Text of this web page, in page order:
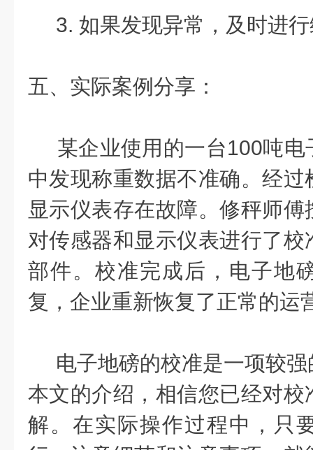
3. 如果发现异常，及时进行
五、实际案例分享：
某企业使用的一台100吨电
中发现称重数据不准确。经
显示仪表存在故障。修秤师
对传感器和显示仪表进行了
部件。校准完成后，电子地
复，企业重新恢复了正常的运
电子地磅的校准是一项较强
本文的介绍，相信您已经对
解。在实际操作过程中，只